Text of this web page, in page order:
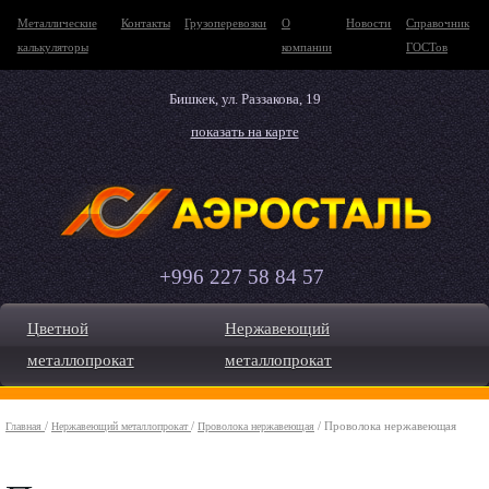
Металлические
калькуляторы
Контакты Грузоперевозки
О
компании
Новости
Справочник
ГОСТов
Бишкек, ул. Раззакова, 19
показать на карте
+996 227 58 84 57
Цветной
металлопрокат
Нержавеющий
металлопрокат
Главная / Нержавеющий металлопрокат/ Проволока нержавеющая / Проволока нержавеющая